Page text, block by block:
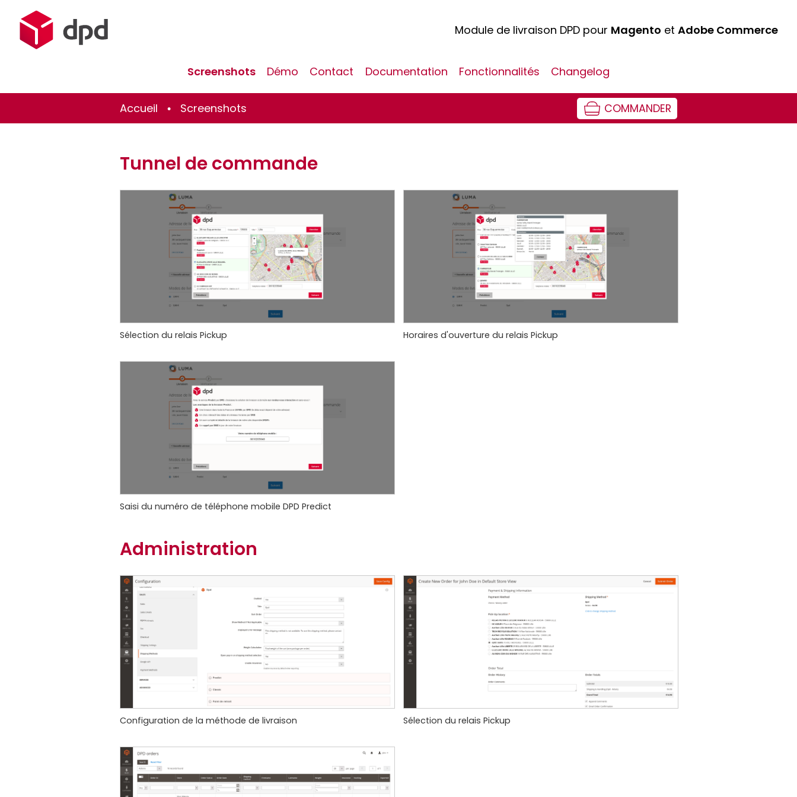
Module de livraison DPD pour Magento et Adobe Commerce
Screenshots Démo Contact Documentation Fonctionnalités Changelog
COMMANDER
Accueil Screenshots
Tunnel de commande
Sélection du relais Pickup Horaires d'ouverture du relais Pickup
Saisi du numéro de téléphone mobile DPD Predict
Administration
Configuration de la méthode de livraison Sélection du relais Pickup